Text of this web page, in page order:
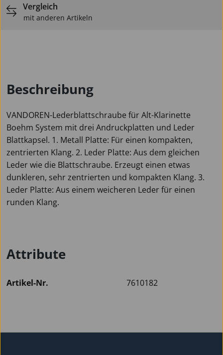
Vergleich
mit anderen Artikeln
Beschreibung
VANDOREN-Lederblattschraube für Alt-Klarinette
Boehm System mit drei Andruckplatten und Leder
Blattkapsel. 1. Metall Platte: Für einen kompakten,
zentrierten Klang. 2. Leder Platte: Aus dem gleichen
Leder wie die Blattschraube. Erzeugt einen etwas
dunkleren, sehr zentrierten und kompakten Klang. 3.
Leder Platte: Aus einem weicheren Leder für einen
runden Klang.
Attribute
Artikel-Nr. 7610182